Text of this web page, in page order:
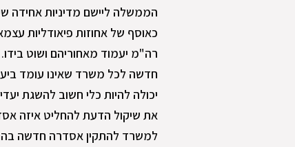
הממשלה ליישם מדיניות
כאוסף של אחוזות פיאודליות
רה"מ יעמוד מאחוריהם ושוט
חדשה לכל משרד שאינו עומד
יכולה להיות כלי חשוב להשגת
את שיקול הדעת להחליט איזה
למשרד להתקין אסדרה חדשה